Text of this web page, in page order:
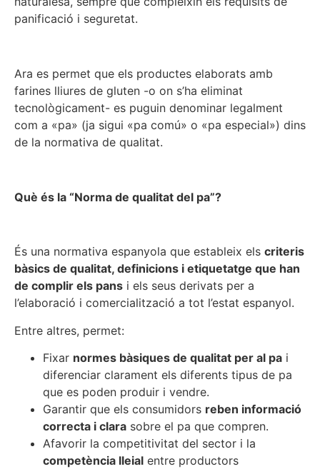
panificació i seguretat.
Ara es permet que els productes elaborats amb
farines lliures de gluten -o on s’ha eliminat
tecnològicament- es puguin denominar legalment
com a «pa» (ja sigui «pa comú» o «pa especial») dins
de la normativa de qualitat.
Què és la “Norma de qualitat del pa”?
És una normativa espanyola que estableix els criteris
bàsics de qualitat, definicions i etiquetatge que han
de complir els pans i els seus derivats per a
l’elaboració i comercialització a tot l’estat espanyol.
Entre altres, permet:
Fixar normes bàsiques de qualitat per al pa i
diferenciar clarament els diferents tipus de pa
que es poden produir i vendre.
Garantir que els consumidors reben informació
correcta i clara sobre el pa que compren.
Afavorir la competitivitat del sector i la
competència lleial entre productors